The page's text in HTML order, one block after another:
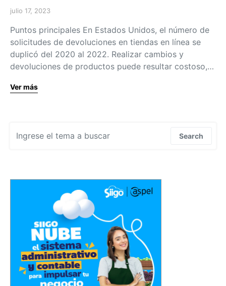
julio 17, 2023
Puntos principales En Estados Unidos, el número de
solicitudes de devoluciones en tiendas en línea se
duplicó del 2020 al 2022. Realizar cambios y
devoluciones de productos puede resultar costoso,…
Ver más
Search